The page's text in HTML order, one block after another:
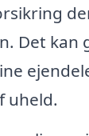
Det kan
uheld.